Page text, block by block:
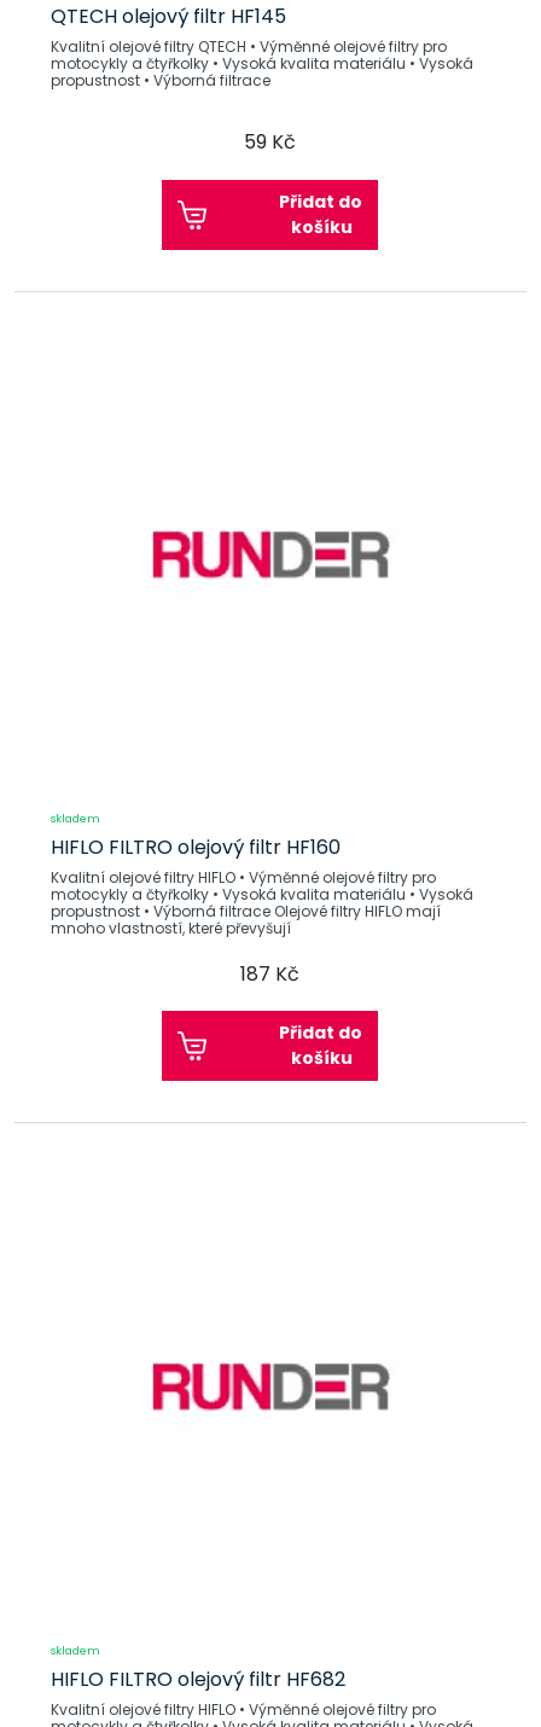
QTECH olejový filtr HF145
Kvalitní olejové filtry QTECH • Výměnné olejové filtry pro
motocykly a čtyřkolky • Vysoká kvalita materiálu • Vysoká
propustnost • Výborná filtrace
59 Kč
Přidat do
košíku
skladem
HIFLO FILTRO olejový filtr HF160
Kvalitní olejové filtry HIFLO • Výměnné olejové filtry pro
motocykly a čtyřkolky • Vysoká kvalita materiálu • Vysoká
propustnost • Výborná filtrace Olejové filtry HIFLO mají
mnoho vlastností, které převyšují
187 Kč
Přidat do
košíku
skladem
HIFLO FILTRO olejový filtr HF682
Kvalitní olejové filtry HIFLO • Výměnné olejové filtry pro